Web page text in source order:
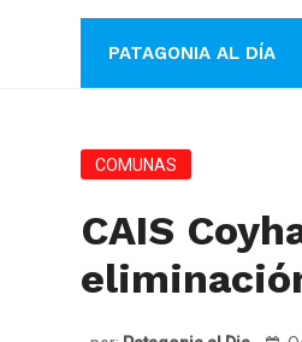
PATAGONIA AL DÍA
COMUNAS
CAIS